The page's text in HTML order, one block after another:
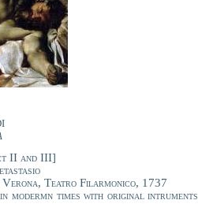
II and III]
Teatro Filarmonico, 1737
modermn times with original intruments